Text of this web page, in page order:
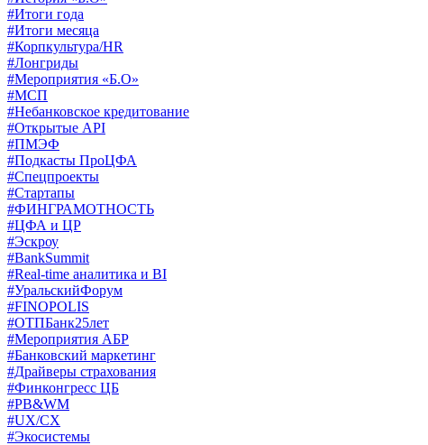
#Итоги года
#Итоги месяца
#Корпкультура/HR
#Лонгриды
#Мероприятия «Б.О»
#МСП
#Небанковское кредитование
#Открытые API
#ПМЭФ
#Подкасты ПроЦФА
#Спецпроекты
#Стартапы
#ФИНГРАМОТНОСТЬ
#ЦФА и ЦР
#Эскроу
#BankSummit
#Real-time аналитика и BI
#УральскийФорум
#FINOPOLIS
#ОТПБанк25лет
#Мероприятия АБР
#Банковский маркетинг
#Драйверы страхования
#Финконгресс ЦБ
#PB&WM
#UX/CX
#Экосистемы